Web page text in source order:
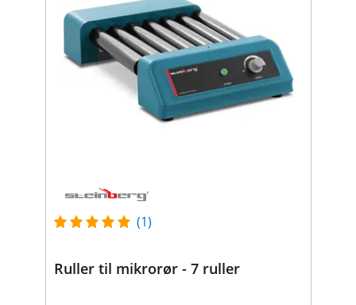
(1)
Ruller til mikrorør - 7 ruller